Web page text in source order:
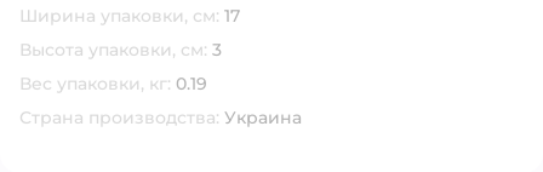
Ширина упаковки, см: 17
Высота упаковки, см: 3
Вес упаковки, кг: 0.19
Страна производства: Украина